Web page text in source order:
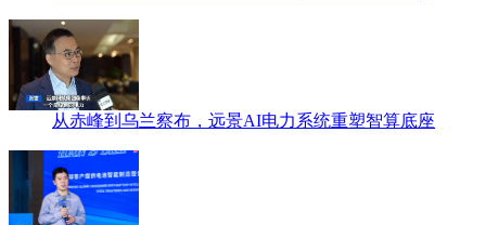
从赤峰到乌兰察布，远景AI电力系统重塑智算底座